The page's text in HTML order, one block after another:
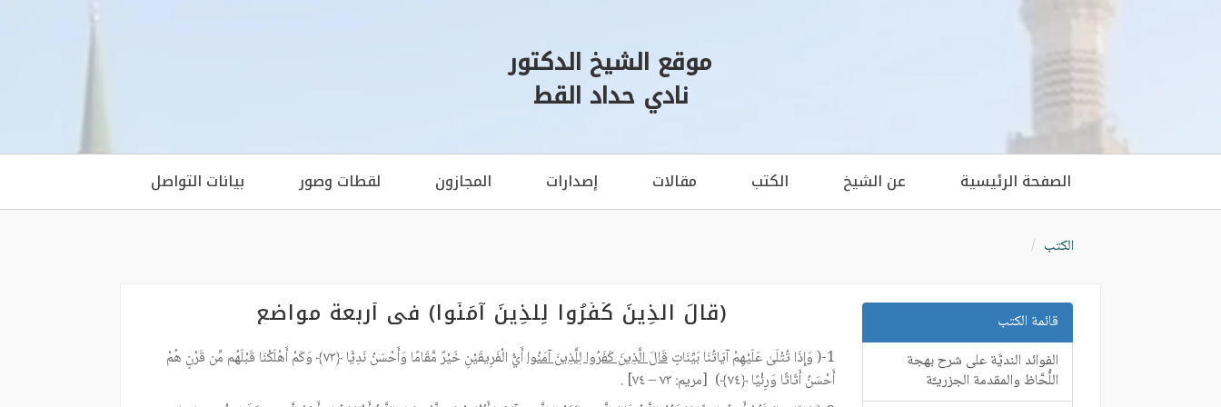
موقع الشيخ الدكتور
نادي حداد القط
الصفحة الرئيسية عن الشيخ الكتب مقالات إصدارات المجازون لقطات وصور بيانات التواصل
الكتب
قائمة الكتب
الفوائد النديَّة على شرح بهجة
اللُّحَّاظ والمقدمة الجزريـَّة
(قَالَ الَّذِينَ كَفَرُوا لِلَّذِينَ آمَنُوا) في أربعة مواضع
1-( وَإِذَا تُتْلَىٰ عَلَيْهِمْ آيَاتُنَا بَيِّنَاتٍ قَالَ الَّذِينَ كَفَرُوا لِلَّذِينَ آمَنُوا
أَيُّ الْفَرِيقَيْنِ خَيْرٌ مَّقَامًا وَأَحْسَنُ نَدِيًّا ﴿٧٣﴾ وَكَمْ أَهْلَكْنَا قَبْلَهُم مِّن قَرْنٍ هُمْ
أَحْسَنُ أَثَاثًا وَرِئْيًا ﴿٧٤﴾) [مريم: ٧٣ – ٧٤] .